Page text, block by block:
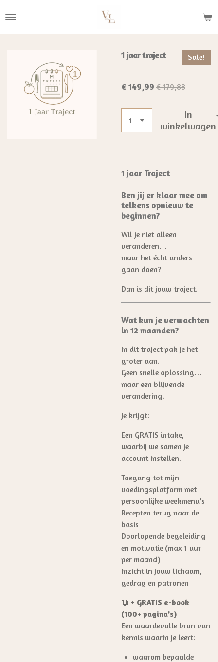
direct
1 jaar traject Sale!
€ 149,99 € 179,88
In
winkelwagen
1 jaar Traject
Ben jij er klaar mee om
telkens opnieuw te
beginnen?
Wil je niet alleen
veranderen…
maar het écht anders
gaan doen?
Dan is dit jouw traject.
Wat kun je verwachten
in 12 maanden?
In dit traject pak je het
groter aan.
Geen snelle oplossing…
maar een blijvende
verandering.
Je krijgt:
Een GRATIS intake,
waarbij we samen je
account instellen.
Toegang tot mijn
voedingsplatform met
persoonlijke weekmenu’s
Recepten terug naar de
basis
Doorlopende begeleiding
en motivatie (max 1 uur
per maand)
Inzicht in jouw lichaam,
gedrag en patronen
📖 + GRATIS e-book
(100+ pagina’s)
Een waardevolle bron van
kennis waarin je leert:
waarom bepaalde